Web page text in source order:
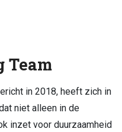
Team
in 2018, heeft zich in
niet alleen in de
inzet voor duurzaamheid